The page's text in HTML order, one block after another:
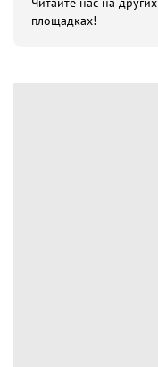
площадках!